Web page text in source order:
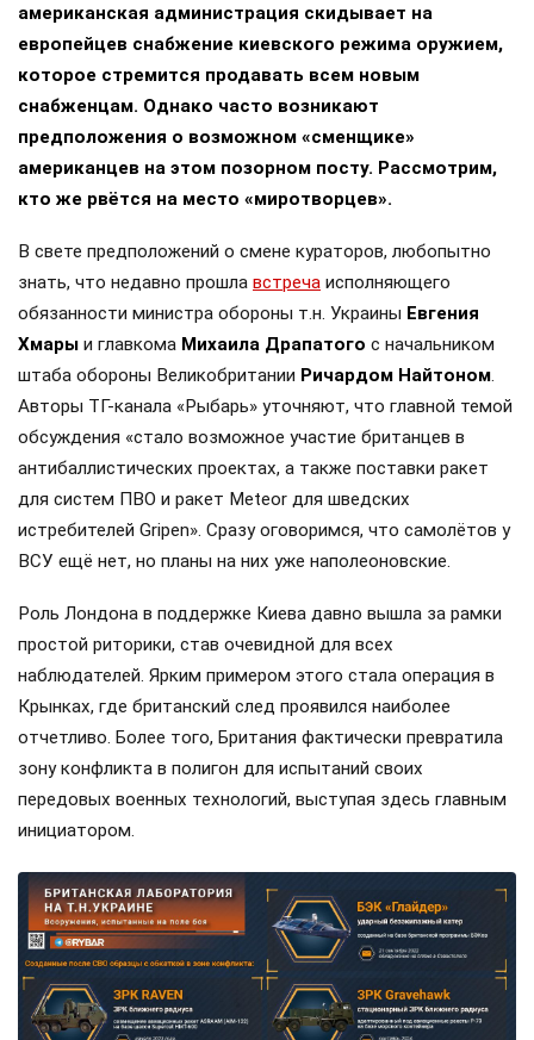
американская администрация скидывает на
европейцев снабжение киевского режима оружием,
которое стремится продавать всем новым
снабженцам. Однако часто возникают
предположения о возможном «сменщике»
американцев на этом позорном посту. Рассмотрим,
кто же рвётся на место «миротворцев».
В свете предположений о смене кураторов, любопытно
знать, что недавно прошла встреча исполняющего
обязанности министра обороны т.н. Украины Евгения
Хмары и главкома Михаила Драпатого с начальником
штаба обороны Великобритании Ричардом Найтоном.
Авторы ТГ-канала «Рыбарь» уточняют, что главной темой
обсуждения «стало возможное участие британцев в
антибаллистических проектах, а также поставки ракет
для систем ПВО и ракет Meteor для шведских
истребителей Gripen». Сразу оговоримся, что самолётов у
ВСУ ещё нет, но планы на них уже наполеоновские.
Роль Лондона в поддержке Киева давно вышла за рамки
простой риторики, став очевидной для всех
наблюдателей. Ярким примером этого стала операция в
Крынках, где британский след проявился наиболее
отчетливо. Более того, Британия фактически превратила
зону конфликта в полигон для испытаний своих
передовых военных технологий, выступая здесь главным
инициатором.